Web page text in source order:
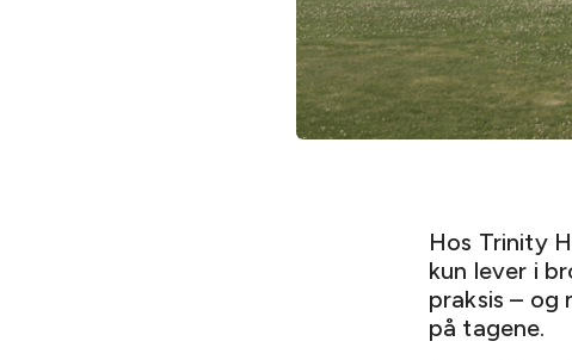
Hos Trinity
kun lever i
praksis – og
på tagene.